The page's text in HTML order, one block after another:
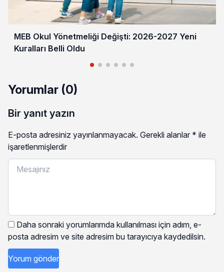
MEB Okul Yönetmeliği Değişti: 2026-2027 Yeni
Kuralları Belli Oldu
Yorumlar (0)
Bir yanıt yazın
E-posta adresiniz yayınlanmayacak. Gerekli alanlar * ile
işaretlenmişlerdir
Daha sonraki yorumlarımda kullanılması için adım, e-
posta adresim ve site adresim bu tarayıcıya kaydedilsin.